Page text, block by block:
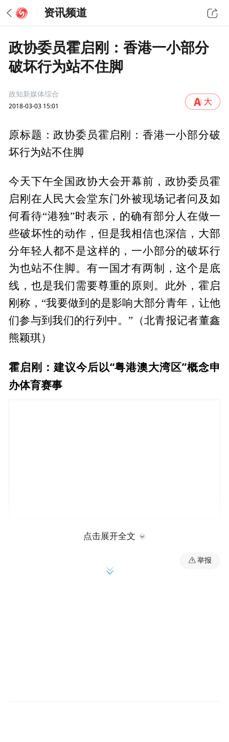
资讯频道
政协委员霍启刚：香港一小部分
破坏行为站不住脚
政知新媒体综合
2018-03-03 15:01
原标题：政协委员霍启刚：香港一小部分破
坏行为站不住脚
今天下午全国政协大会开幕前，政协委员霍
启刚在人民大会堂东门外被现场记者问及如
何看待“港独”时表示，的确有部分人在做一
些破坏性的动作，但是我相信也深信，大部
分年轻人都不是这样的，一小部分的破坏行
为也站不住脚。有一国才有两制，这个是底
线，也是我们需要尊重的原则。此外，霍启
刚称，“我要做到的是影响大部分青年，让他
们参与到我们的行列中。”（北青报记者董鑫
熊颖琪）
霍启刚：建议今后以“粤港澳大湾区”概念申
办体育赛事
今天下午全国政协大会开幕前，全国政协委
港珠澳大湾区和体育方面的内容。霍启刚
点击展开全文
举报